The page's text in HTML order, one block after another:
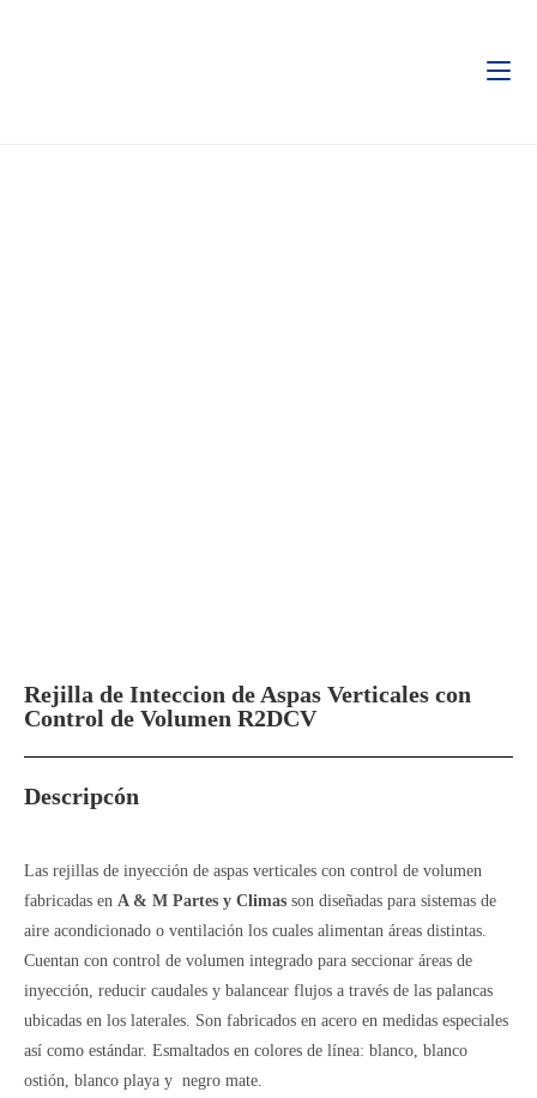
Rejilla de Inteccion de Aspas Verticales con
Control de Volumen R2DCV
Descripcón
Las rejillas de inyección de aspas verticales con control de volumen
fabricadas en A & M Partes y Climas son diseñadas para sistemas de
aire acondicionado o ventilación los cuales alimentan áreas distintas.
Cuentan con control de volumen integrado para seccionar áreas de
inyección, reducir caudales y balancear flujos a través de las palancas
ubicadas en los laterales. Son fabricados en acero en medidas especiales
así como estándar. Esmaltados en colores de línea: blanco, blanco
ostión, blanco playa y negro mate.